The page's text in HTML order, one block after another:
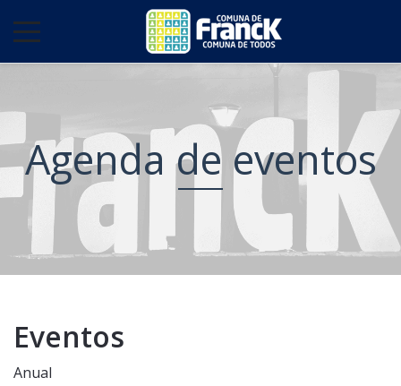
Agenda de eventos
Eventos
Anual